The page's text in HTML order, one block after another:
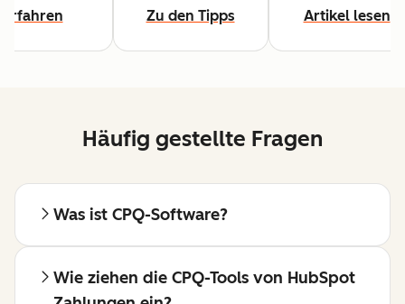
erfahren
Zu den Tipps Artikel lesen
Häufig gestellte Fragen
Was ist CPQ-Software?
Wie ziehen die CPQ-Tools von HubSpot